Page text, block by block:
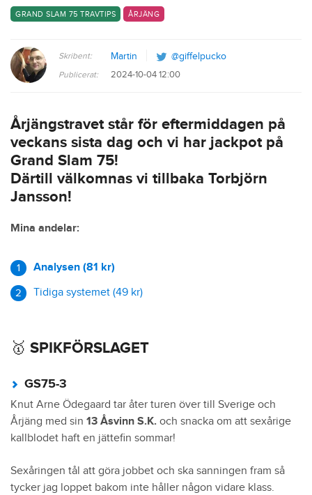
GRAND SLAM 75 TRAVTIPS ÅRJÄNG
Skribent: Martin @giffelpucko
Publicerat: 2024-10-04 12:00
Årjängstravet står för eftermiddagen på
veckans sista dag och vi har jackpot på
Grand Slam 75!
Därtill välkomnas vi tillbaka Torbjörn
Jansson!
Mina andelar:
Analysen (81 kr)
Tidiga systemet (49 kr)
🥇 SPIKFÖRSLAGET
GS75-3
Knut Arne Ödegaard tar åter turen över till Sverige och
Årjäng med sin 13 Åsvinn S.K. och snacka om att sexårige
kallblodet haft en jättefin sommar!
Sexåringen tål att göra jobbet och ska sanningen fram så
tycker jag loppet bakom inte håller någon vidare klass.